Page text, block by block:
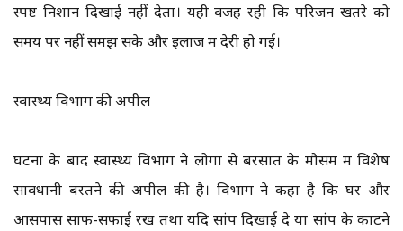
स्पष्ट निशान दिखाई नहीं देता। यही वजह रही कि परिजन खतरे को
समय पर नहीं समझ सके और इलाज में देरी हो गई।
स्वास्थ्य विभाग की अपील
घटना के बाद स्वास्थ्य विभाग ने लोगों से बरसात के मौसम में विशेष
सावधानी बरतने की अपील की है। विभाग ने कहा है कि घर और
आसपास साफ-सफाई रखें तथा यदि सांप दिखाई दे या सांप के काटने